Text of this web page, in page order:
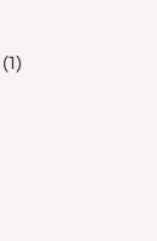
(1)